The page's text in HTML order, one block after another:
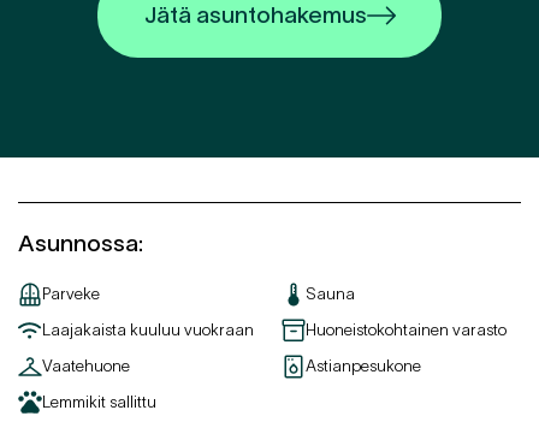
Jätä asuntohakemus
Asunnossa:
Parveke
Sauna
Laajakaista kuuluu vuokraan
Huoneistokohtainen varasto
Vaatehuone
Astianpesukone
Lemmikit sallittu